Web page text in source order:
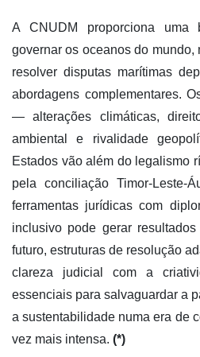
A CNUDM proporciona uma
governar os oceanos do
resolver disputas marítimas
abordagens complementares.
— alterações climáticas,
ambiental e rivalidade
Estados vão além do legalismo
pela conciliação Timor-Leste-
ferramentas jurídicas com
inclusivo pode gerar
futuro, estruturas de resolução
clareza judicial com a
essenciais para salvaguardar a
a sustentabilidade numa era de
vez mais intensa. (*)